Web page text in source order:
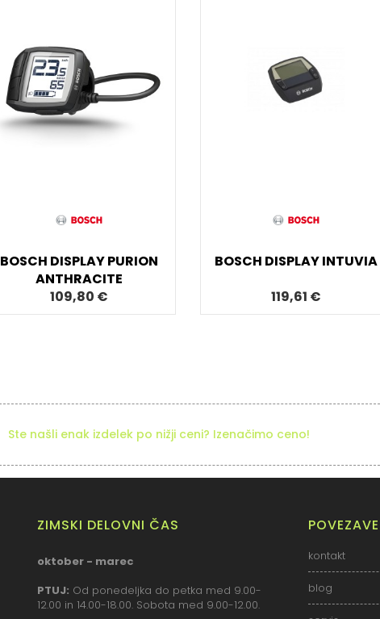
BOSCH DISPLAY PURION
ANTHRACITE
109,80 €
BOSCH DISPLAY INTUVIA
119,61 €
Ste našli enak izdelek po nižji ceni? Izenačimo ceno!
ZIMSKI DELOVNI ČAS
oktober - marec
PTUJ: Od ponedeljka do petka med 9.00-
12.00 in 14.00-18.00. Sobota med 9.00-12.00.
POVEZAVE
kontakt
blog